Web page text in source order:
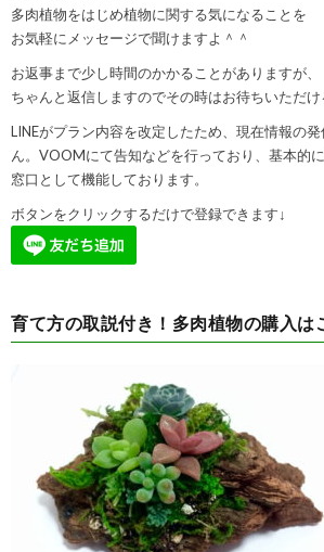
多肉植物をはじめ植物に関する気になることを
お気軽にメッセージで聞けますよ＾＾
お返事まで少し時間のかかることがありますが、
ちゃんと返信しますのでその時はお待ちいただけ
LINEがプラン内容を改定したため、現在情報の
ん。VOOMにて告知などを行っており、基本的
窓口として機能しております。
ボタンをクリックするだけで登録できます↓
育て方の取説付き！多肉植物の購入は